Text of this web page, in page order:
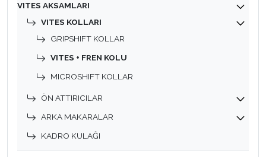
VITES AKSAMLARI
VITES KOLLARI
GRIPSHIFT KOLLAR
VITES + FREN KOLU
MICROSHIFT KOLLAR
ÖN ATTIRICILAR
ARKA MAKARALAR
KADRO KULAĞI